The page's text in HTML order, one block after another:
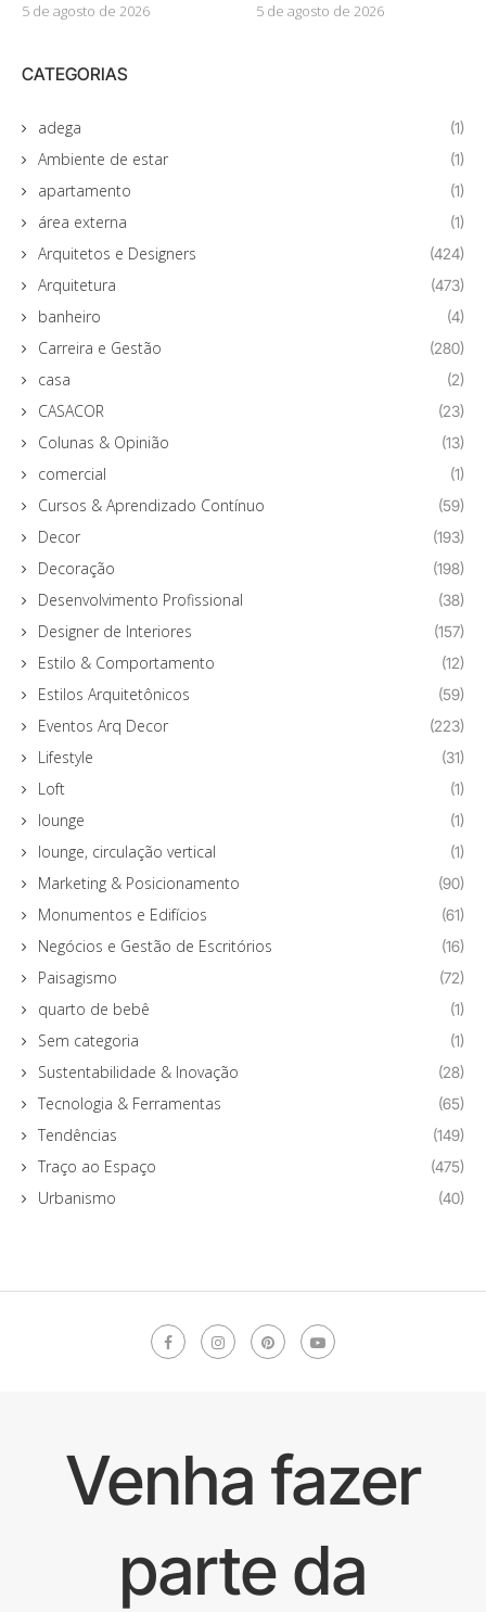
5 de agosto de 2026 5 de agosto de 2026
CATEGORIAS
adega (1)
Ambiente de estar (1)
apartamento (1)
área externa (1)
Arquitetos e Designers (424)
Arquitetura (473)
banheiro (4)
Carreira e Gestão (280)
casa (2)
CASACOR (23)
Colunas & Opinião (13)
comercial (1)
Cursos & Aprendizado Contínuo (59)
Decor (193)
Decoração (198)
Desenvolvimento Profissional (38)
Designer de Interiores (157)
Estilo & Comportamento (12)
Estilos Arquitetônicos (59)
Eventos Arq Decor (223)
Lifestyle (31)
Loft (1)
lounge (1)
lounge, circulação vertical (1)
Marketing & Posicionamento (90)
Monumentos e Edifícios (61)
Negócios e Gestão de Escritórios (16)
Paisagismo (72)
quarto de bebê (1)
Sem categoria (1)
Sustentabilidade & Inovação (28)
Tecnologia & Ferramentas (65)
Tendências (149)
Traço ao Espaço (475)
Urbanismo (40)
Venha fazer
parte da